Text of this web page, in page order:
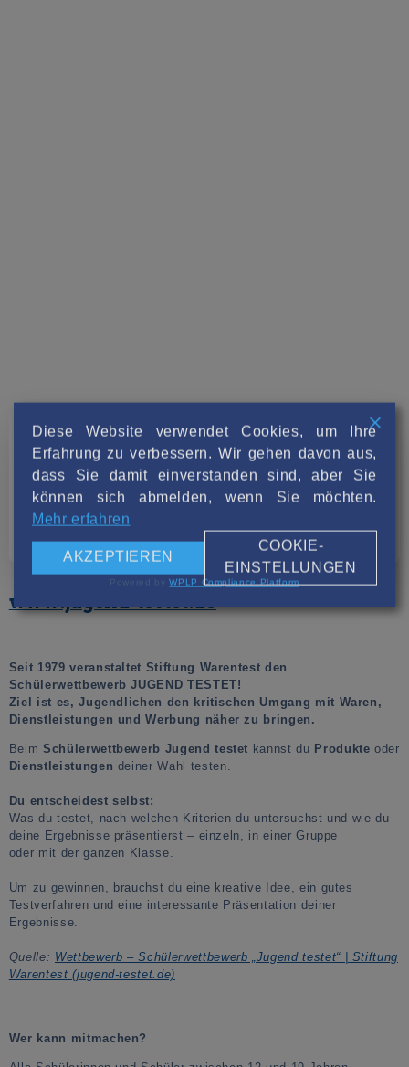
www.jugend-testet.de
Seit 1979 veranstaltet Stiftung Warentest den
Schülerwettbewerb JUGEND TESTET!
Ziel ist es, Jugendlichen den kritischen Umgang mit Waren,
Dienstleistungen und Werbung näher zu bringen.
Beim Schülerwettbewerb Jugend testet kannst du Produkte oder
Dienstleistungen deiner Wahl testen.
Du entscheidest selbst:
Was du testet, nach welchen Kriterien du untersuchst und wie du
deine Ergebnisse präsentierst – einzeln, in einer Gruppe
oder mit der ganzen Klasse.
Um zu gewinnen, brauchst du eine kreative Idee, ein gutes
Testverfahren und eine interessante Präsentation deiner
Ergebnisse.
Quelle: Wettbewerb – Schülerwettbewerb „Jugend testet“ | Stiftung
Warentest (jugend-testet.de)
Wer kann mitmachen?
Diese Website verwendet Cookies, um Ihre
Erfahrung zu verbessern. Wir gehen davon aus,
dass Sie damit einverstanden sind, aber Sie
können sich abmelden, wenn Sie möchten.
Mehr erfahren
AKZEPTIEREN
COOKIE-
EINSTELLUNGEN
Powered byWPLP Compliance Platform